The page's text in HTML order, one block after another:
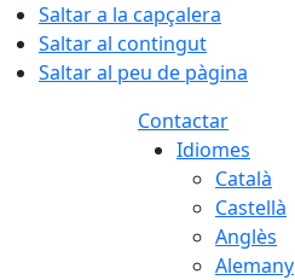
Saltar a la capçalera
Saltar al contingut
Saltar al peu de pàgina
Contactar
Idiomes
Català
Castellà
Anglès
Alemany